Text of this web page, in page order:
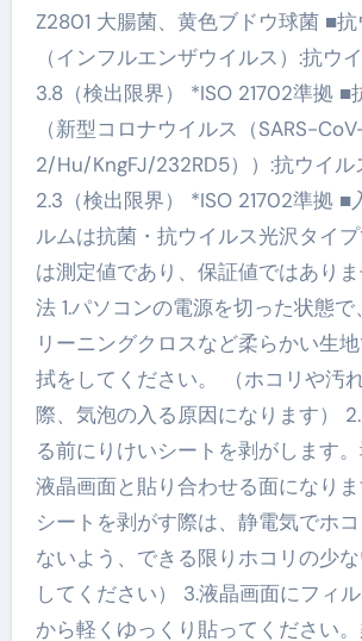
Z2801 大腸菌、黄色ブドウ球菌 ■
（インフルエンザウイルス）:抗ウ
3.8（検出限界） *ISO 21702準拠 ■
（新型コロナウイルス（SARS-
2/Hu/KngFJ/232RD5））:抗ウイル
2.3（検出限界） *ISO 21702準拠 ■
ルムは抗菌・抗ウイルス光沢タイ
は測定値であり、保証値ではあり
法 1.パソコンの電源を切った状態
リーニングクロスなど柔らかい生
拭をしてください。 （ホコリや汚
際、気泡の入る原因になります）
る前にりけいシートを剥がします
液晶画面と貼り合わせる面になり
シートを剥がす際は、静電気でホ
ないよう、できる限りホコリの少
してください） 3.液晶画面にフィ
から軽くゆっくり貼ってください。